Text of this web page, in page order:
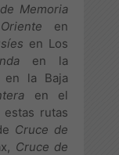
Memoria
en
en Los
en la
en la Baja
en el
rutas
Cruce de
Cruce de